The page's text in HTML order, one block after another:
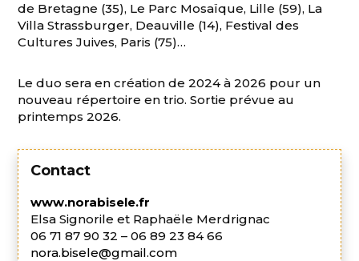
de Bretagne (35), Le Parc Mosaïque, Lille (59), La
Villa Strassburger, Deauville (14), Festival des
Cultures Juives, Paris (75)…
Le duo sera en création de 2024 à 2026 pour un
nouveau répertoire en trio. Sortie prévue au
printemps 2026.
Contact
www.norabisele.fr
Elsa Signorile et Raphaële Merdrignac
06 71 87 90 32 – 06 89 23 84 66
nora.bisele@gmail.com